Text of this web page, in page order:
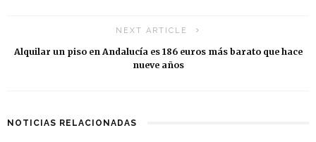
NEXT ARTICLE
Alquilar un piso en Andalucía es 186 euros más barato que hace
nueve años
NOTICIAS RELACIONADAS